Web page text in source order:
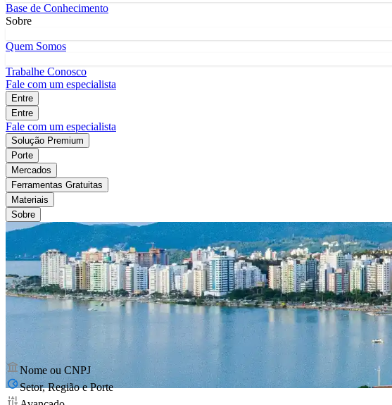
Base de Conhecimento
Sobre
Quem Somos
Trabalhe Conosco
Fale com um especialista
Entre
Entre
Fale com um especialista
Solução Premium
Porte
Mercados
Ferramentas Gratuitas
Materiais
Sobre
Nome ou CNPJ
Setor, Região e Porte